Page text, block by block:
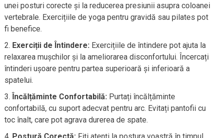
unei posturi corecte și la reducerea presiunii asupra coloanei
vertebrale. Exercițiile de yoga pentru gravidă sau pilates pot
fi benefice.
Exerciții de Întindere: Exercițiile de întindere pot ajuta la
relaxarea mușchilor și la ameliorarea disconfortului. Încercați
întinderi ușoare pentru partea superioară și inferioară a
spatelui.
Încălțăminte Confortabilă: Purtați încălțăminte
confortabilă, cu suport adecvat pentru arc. Evitați pantofii cu
toc înalt, care pot agrava durerea de spate.